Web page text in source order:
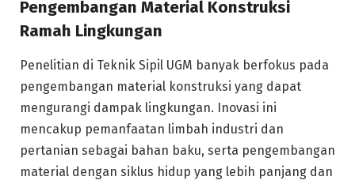
Pengembangan Material Konstruksi
Ramah Lingkungan
Penelitian di Teknik Sipil UGM banyak berfokus pada
pengembangan material konstruksi yang dapat
mengurangi dampak lingkungan. Inovasi ini
mencakup pemanfaatan limbah industri dan
pertanian sebagai bahan baku, serta pengembangan
material dengan siklus hidup yang lebih panjang dan